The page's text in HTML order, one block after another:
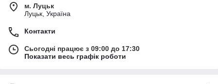
м. Луцьк
Луцьк, Україна
Контакти
Сьогодні працює з 09:00 до 17:30
Показати весь графік роботи